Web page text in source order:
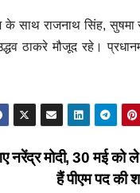
के साथ राजनाथ सिंह, सुषमा
ठाकरे मौजूद रहे।
नरेंद्र मोदी, 30 मई को
हैं पीएम पद की